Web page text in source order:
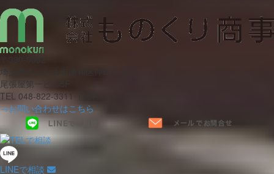
埼玉県さいたま市浦和区仲町1-10-7
尾張屋第一ビル5F
TEL 048-822-3311（代表）
→お問い合わせはこちら
LINEで相談